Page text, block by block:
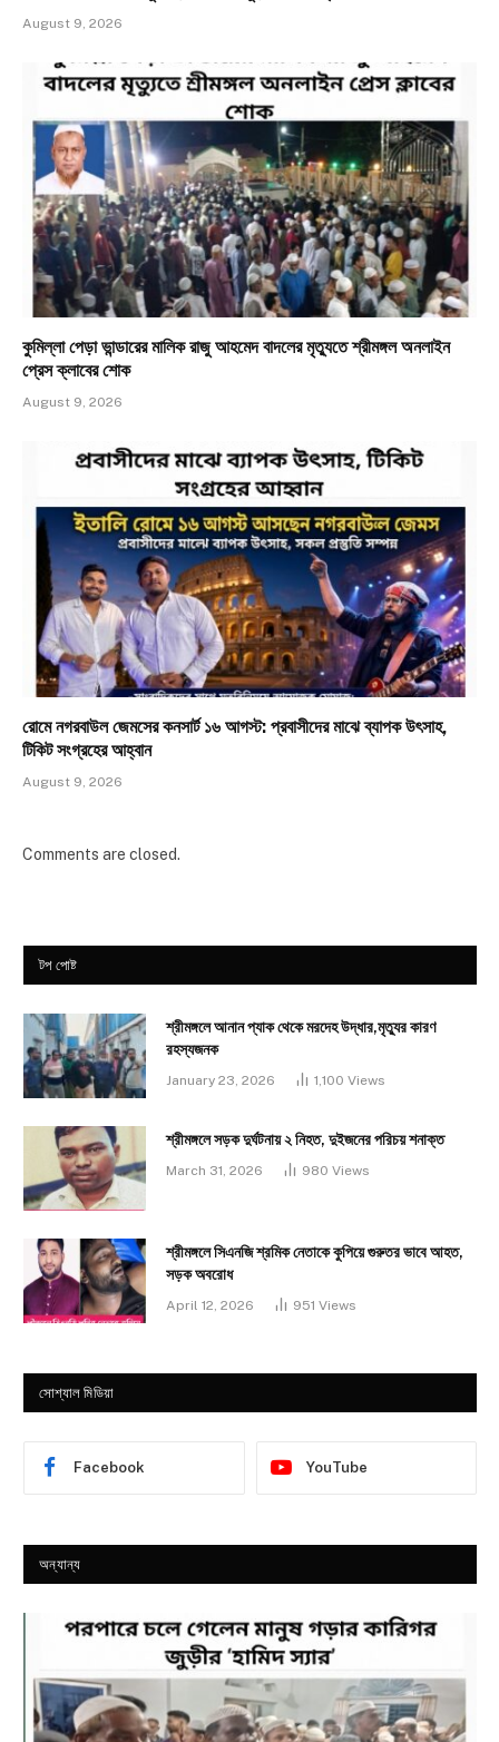
August 9, 2026
কুমিল্লা পেড়া ভান্ডারের মালিক রাজু আহমেদ বাদলের মৃত্যুতে শ্রীমঙ্গল অনলাইন
প্রেস ক্লাবের শোক
August 9, 2026
রোমে নগরবাউল জেমসের কনসার্ট ১৬ আগস্ট: প্রবাসীদের মাঝে ব্যাপক উৎসাহ,
টিকিট সংগ্রহের আহ্বান
August 9, 2026
Comments are closed.
টপ পোষ্ট
শ্রীমঙ্গলে আনান প্যাক থেকে মরদেহ উদ্ধার,মৃত্যুর কারণ
রহস্যজনক
January 23, 2026 1,100 Views
শ্রীমঙ্গলে সড়ক দুর্ঘটনায় ২ নিহত, দুইজনের পরিচয় শনাক্ত
March 31, 2026 980 Views
শ্রীমঙ্গলে সিএনজি শ্রমিক নেতাকে কুপিয়ে গুরুতর ভাবে আহত,
সড়ক অবরোধ
April 12, 2026 951 Views
সোশ্যাল মিডিয়া
Facebook YouTube
অন্যান্য